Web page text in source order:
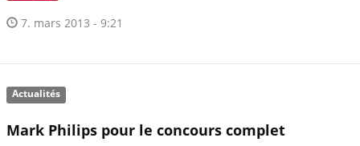
7. mars 2013 - 9:21
Actualités
Mark Philips pour le concours complet